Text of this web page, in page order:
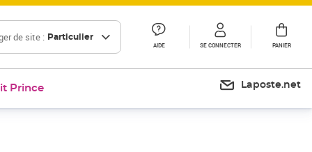
de site : Particulier
AIDE SE CONNECTER PANIER
Prince Laposte.net